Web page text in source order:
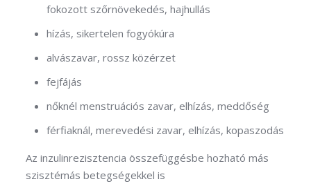
fokozott szőrnövekedés, hajhullás
hízás, sikertelen fogyókúra
alvászavar, rossz közérzet
fejfájás
nőknél menstruációs zavar, elhízás, meddőség
férfiaknál, merevedési zavar, elhízás, kopaszodás
Az inzulinrezisztencia összefüggésbe hozható más
szisztémás betegségekkel is